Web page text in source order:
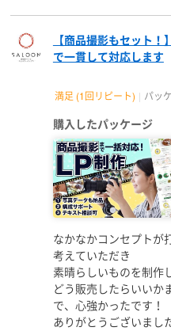
【商品撮影もセット
で一貫して対応します
満足 (1回リピート)
パッ
購入したパッケージ
なかなかコンセプトが
考えていただき
素晴らしいものを制作
どう販売したらいいか
で、心強かったです！
ありがとうございまし